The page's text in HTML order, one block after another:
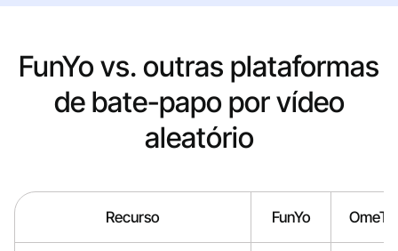
FunYo vs. outras plataformas
de bate-papo por vídeo
aleatório
Recurso FunYo OmeTV